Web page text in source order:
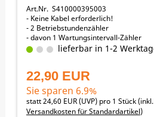
Art.Nr. S410000395003
- Keine Kabel erforderlich!
- 2 Betriebstundenzähler
- davon 1 Wartungsintervall-Zähler
lieferbar in 1-2
22,90 EUR
Sie sparen 6.9%
statt24,60 EUR(UVP) pro 1 Stück
Versandkosten für Standardartikel)